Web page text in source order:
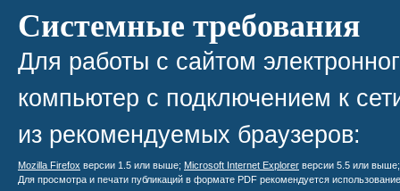
Системные требования
Для работы с сайтом
компьютер с подключением к
из рекомендуемых браузеров:
Mozilla Firefox версии 1.5 или выше; Microsoft Internet Explorer версии 5.5 или
Для просмотра и печати публикаций в формате PDF рекомендуется